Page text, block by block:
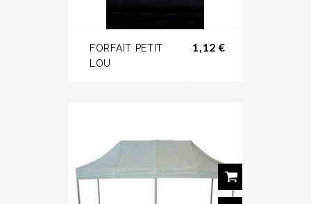
FORFAIT PETIT
LOU
1,12 €Prix